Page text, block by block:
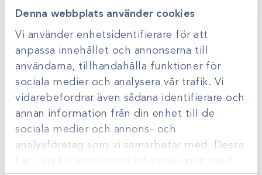
Denna webbplats använder cookies
Vi använder enhetsidentifierare för att
anpassa innehållet och annonserna till
användarna, tillhandahålla funktioner för
sociala medier och analysera vår trafik. Vi
vidarebefordrar även sådana identifierare och
annan information från din enhet till de
sociala medier och annons- och
analysföretag som vi samarbetar med. Dessa
kan i sin tur kombinera informationen med
Big Pack
pris